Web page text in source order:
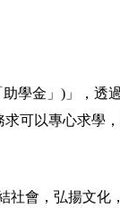
學金」)」，透
可以專心求學，
社會，弘揚文化